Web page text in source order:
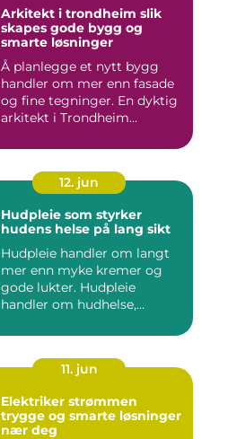
Arkitekt i trondheim slik
skapes gode bygg og
smarte løsninger
Å planlegge et nytt bygg
handler om mer enn fasade
og fine tegninger. En dyktig
arkitekt i Trondheim...
12. jun
Hudpleie som styrker
hudens helse på lang sikt
Hudpleie handler om langt
mer enn myke kremer og
gode lukter. Hudpleie
handler om hudhelse,
11. jun
Elektriker strømmen
trygge og smarte løsninger
nær deg